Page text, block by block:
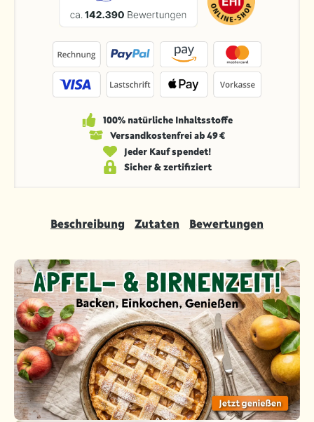
100% natürliche Inhaltsstoffe
Versandkosten­frei ab 49 €
Jeder Kauf spendet!
Sicher & zertifiziert
Beschreibung Zutaten Bewertungen